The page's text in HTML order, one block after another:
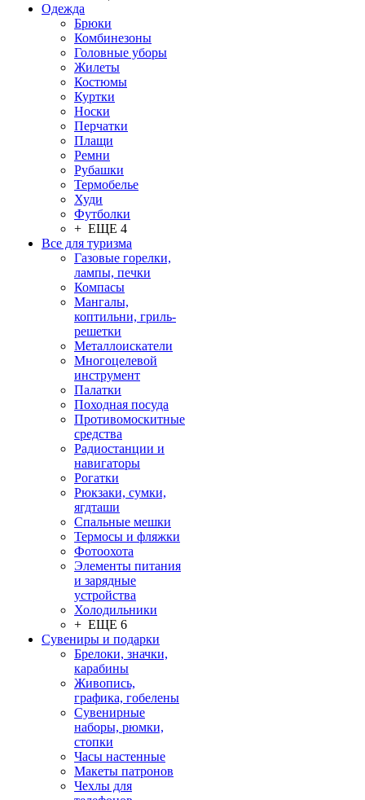
Одежда
Брюки
Комбинезоны
Головные уборы
Жилеты
Костюмы
Куртки
Носки
Перчатки
Плащи
Ремни
Рубашки
Термобелье
Худи
Футболки
+ ЕЩЕ 4
Все для туризма
Газовые горелки,
лампы, печки
Компасы
Мангалы,
коптильни, гриль-
решетки
Металлоискатели
Многоцелевой
инструмент
Палатки
Походная посуда
Противомоскитные
средства
Радиостанции и
навигаторы
Рогатки
Рюкзаки, сумки,
ягдташи
Спальные мешки
Термосы и фляжки
Фотоохота
Элементы питания
и зарядные
устройства
Холодильники
+ ЕЩЕ 6
Сувениры и подарки
Брелоки, значки,
карабины
Живопись,
графика, гобелены
Сувенирные
наборы, рюмки,
стопки
Часы настенные
Макеты патронов
Чехлы для